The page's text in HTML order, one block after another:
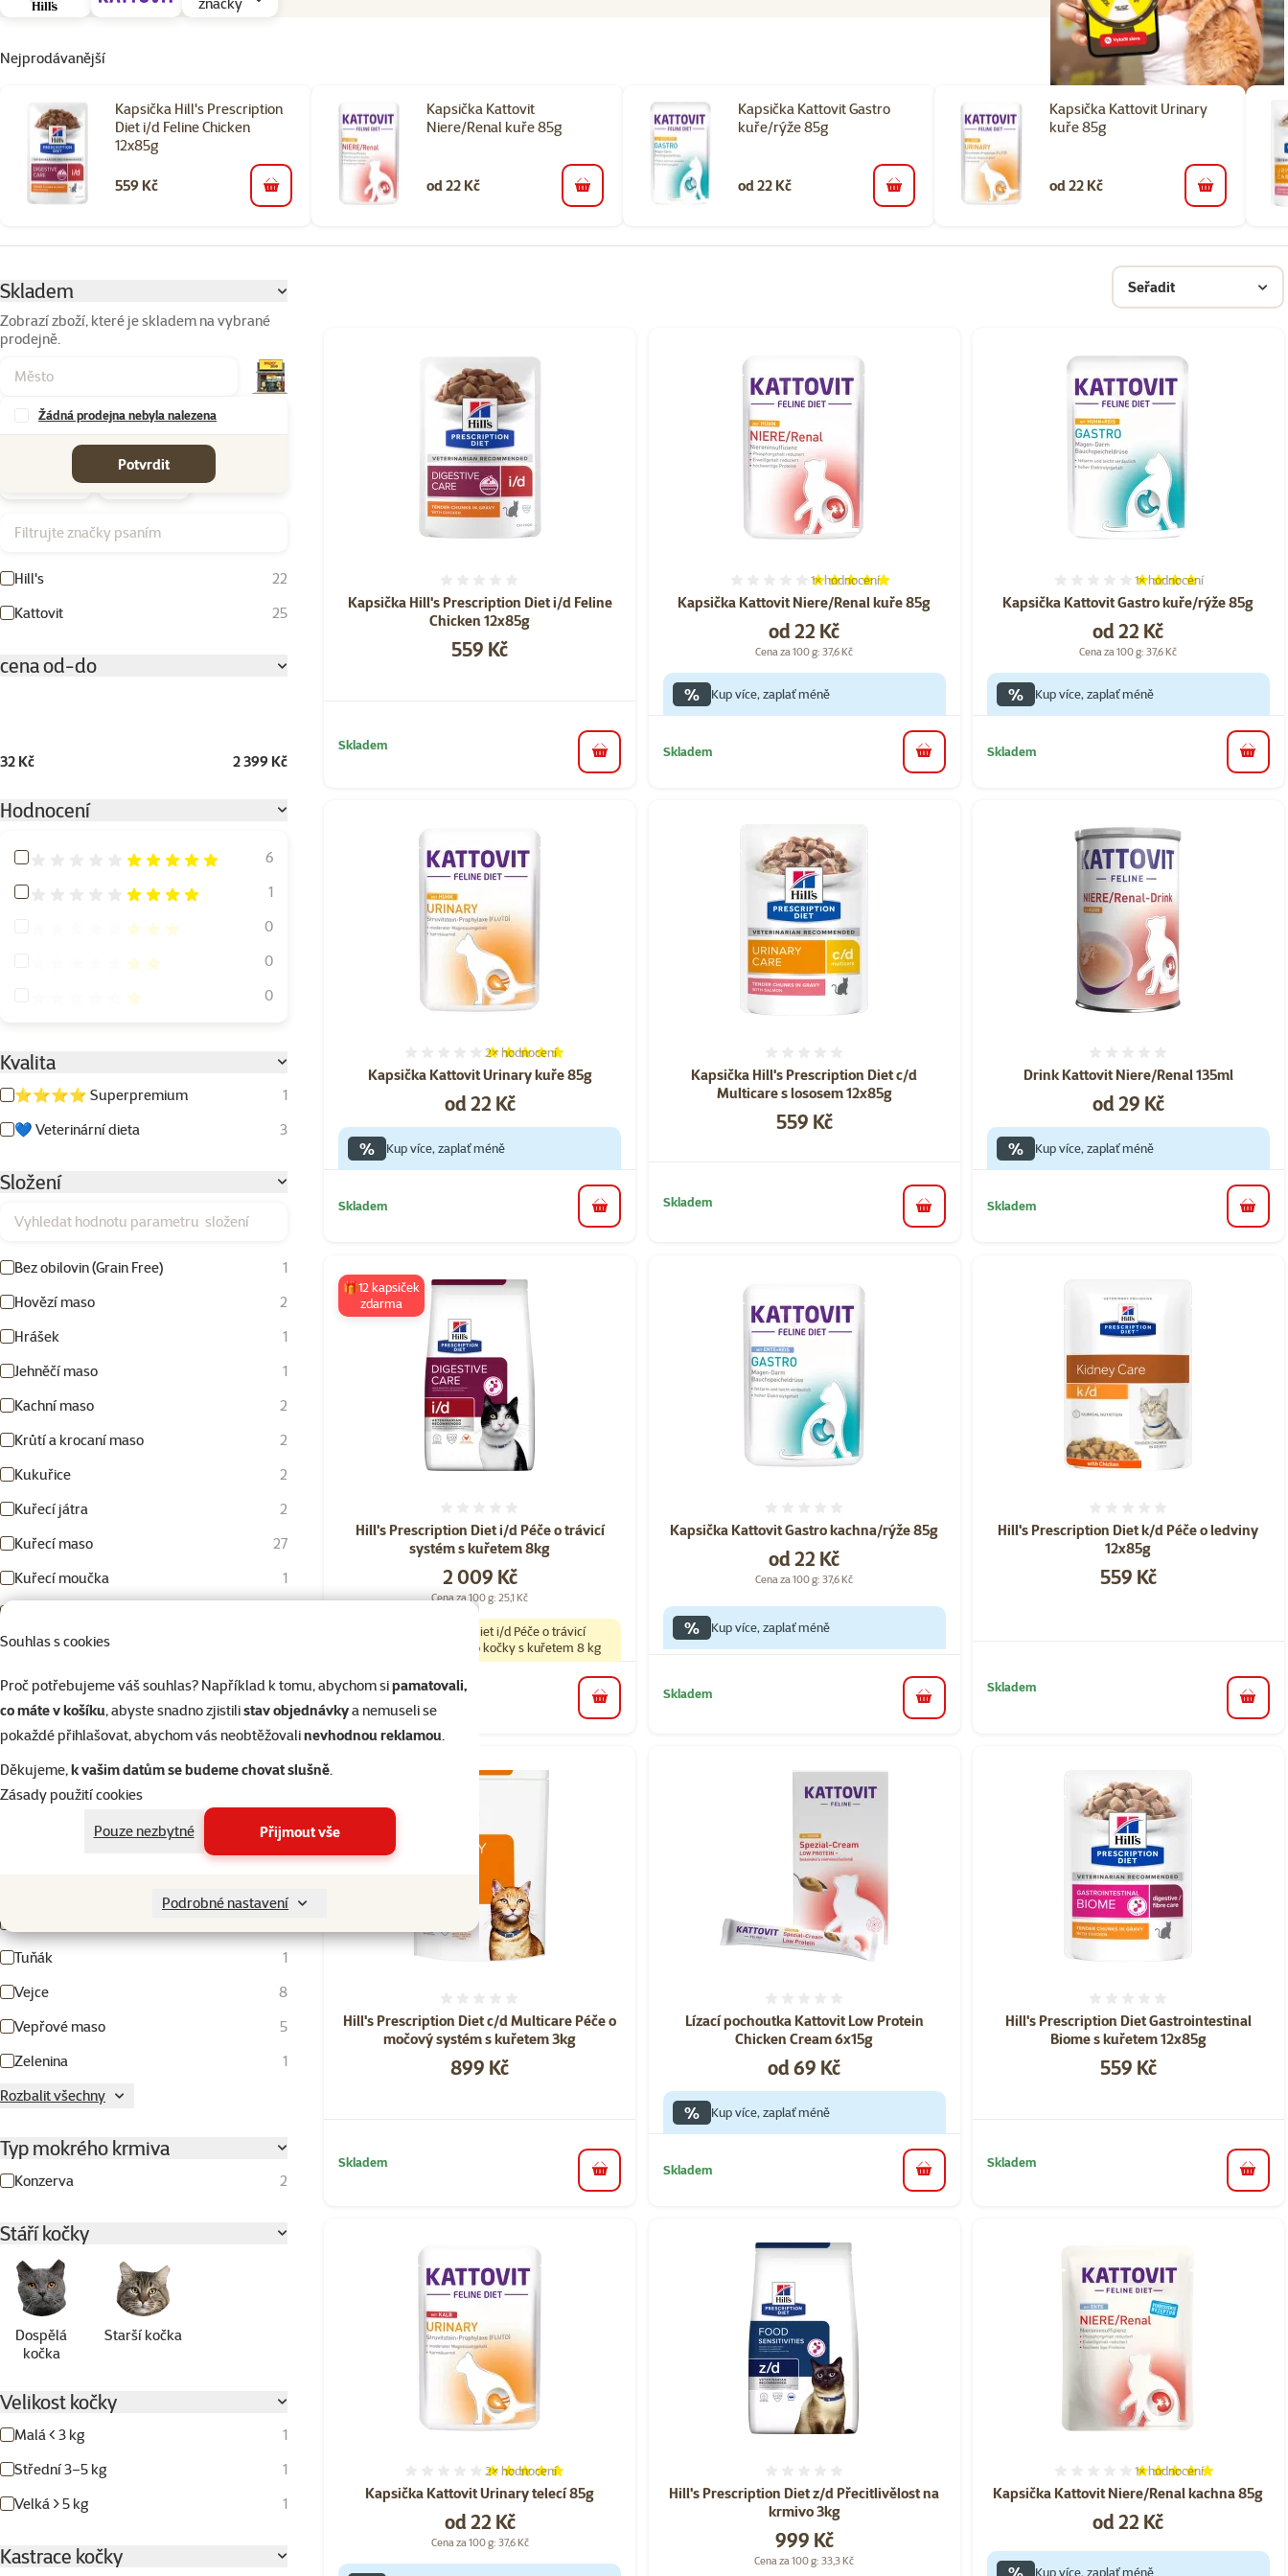
Souhlas s cookies
Proč potřebujeme váš souhlas? Například k tomu, abychom sipamatovali,
co máte v košíku, abyste snadno zjistilistav objednávkya nemuseli se
pokaždé přihlašovat, abychom vás neobtěžovalinevhodnou reklamou.
Děkujeme,k vašim datům se budeme chovat slušně.
Zásady použití cookies
Pouze nezbytné
Přijmout vše
Podrobné nastavení
Nejprodávanější
Kapsička Hill's Prescription
Diet i/d Feline Chicken
12x85g
559 Kč do košíku
Kapsička Kattovit
Niere/Renal kuře 85g
od 22 Kč do košíku
Kapsička Kattovit Gastro
kuře/rýže 85g
od 22 Kč do košíku
Kapsička Kattovit Urinary
kuře 85g
od 22 Kč do košíku
Skladem
Zobrazí zboží, které je skladem na vybrané
prodejně.
Žádná prodejna nebyla nalezena
Potvrdit
Filtrujte značky psaním
Hill's
22
Kattovit
25
cena od-do
32 Kč 2 399 Kč
Hodnocení
Hodnocení 100%
6
Hodnocení 80%
1
Hodnocení 60%
0
Hodnocení 40%
0
Hodnocení 20%
0
Kvalita
⭐⭐⭐⭐ Superpremium
1
💙 Veterinární dieta
3
Složení
Vyhledat hodnotu parametru složení
Bez obilovin (Grain Free)
1
Hovězí maso
2
Hrášek
1
Jehněčí maso
1
Kachní maso
2
Krůtí a krocaní maso
2
Kukuřice
2
Kuřecí játra
2
Kuřecí maso
27
Kuřecí moučka
1
Maso
Minerály
1
Mléko/mléčné výrobky
2
Mořské ryby
Obiloviny
3
Tuňák
1
Vejce
8
Vepřové maso
5
Zelenina
1
Rozbalit všechny
Typ mokrého krmiva
Konzerva 2
Stáří kočky
Dospělá
kočka
Starší kočka
Velikost kočky
Malá < 3 kg
1
Střední 3–5 kg
1
Velká > 5 kg
1
Kastrace kočky
Seřadit
Kapsička Hill's Prescription Diet i/d Feline
Chicken 12x85g
Cena
559 Kč
Skladem
do košíku
Kapsička Kattovit Niere/Renal kuře 85g
Hodnocení 100%, počet hodnocení: 1
1×hodnocení
Cena
od 22 Kč
Cena za 100 g: 37,6 Kč
% Kup více, zaplať méně
Skladem do košíku
Kapsička Kattovit Gastro kuře/rýže 85g
Hodnocení 80%, počet
1×hodnocení
Cena
od 22 Kč
Cena za 100 g: 37,6 Kč
% Kup více, zaplať méně
Skladem do
Kapsička Kattovit Urinary kuře 85g
Hodnocení 100%, počet hodnocení: 2
2× hodnocení
Cena
od 22 Kč
% Kup více, zaplať méně
Skladem do košíku
Kapsička Hill's Prescription Diet c/d
Multicare s lososem 12x85g
Cena
559 Kč
Skladem
do košíku
Drink Kattovit Niere/Renal 135ml
Cena
od 29 Kč
% Kup více, zaplať méně
Skladem do
Hill's Prescription Diet i/d Péče o trávicí
systém s kuřetem 8kg
Cena
2 009 Kč
Cena za 100 g: 25,1 Kč
🎁12 kapsiček
zdarma
Hill's Prescription Diet i/d Péče o trávicí
systém krmivo pro kočky s kuřetem 8 kg
Skladem
Doprava zdarma
do košíku
Kapsička Kattovit Gastro kachna/rýže 85g
Cena
od 22 Kč
Cena za 100 g: 37,6 Kč
% Kup více, zaplať méně
Skladem
do košíku
Hill's Prescription Diet k/d Péče o ledviny
12x85g
Cena
559 Kč
Skladem
do
Hill's Prescription Diet c/d Multicare Péče o
močový systém s kuřetem 3kg
Cena
899 Kč
Skladem
do košíku
Lízací pochoutka Kattovit Low Protein
Chicken Cream 6x15g
Cena
od 69 Kč
% Kup více, zaplať méně
Skladem do košíku
Hill's Prescription Diet Gastrointestinal
Biome s kuřetem 12x85g
Cena
559 Kč
Skladem
do
Kapsička Kattovit Urinary telecí 85g
Hodnocení 100%, počet hodnocení: 2
2× hodnocení
Cena
od 22 Kč
Cena za 100 g: 37,6 Kč
Hill's Prescription Diet z/d Přecitlivělost na
krmivo 3kg
Cena
999 Kč
Cena za 100 g: 33,3 Kč
Kapsička Kattovit Niere/Renal kachna 85g
Hodnocení 100%, počet
1×hodnocení
Cena
od 22 Kč
Kup více, zaplať méně